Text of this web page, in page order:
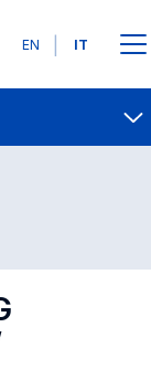
Lingue
EN IT
Contatti
Open